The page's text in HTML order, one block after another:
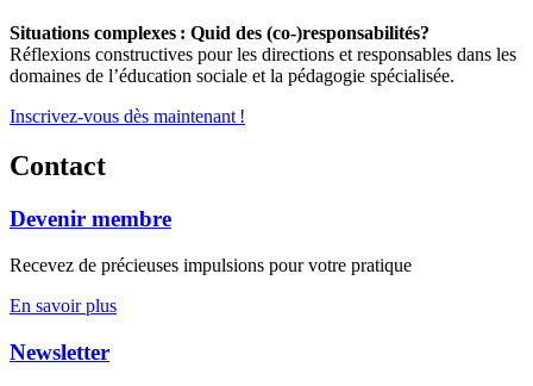
Situations complexes : Quid des (co-)responsabilités?
Réflexions constructives pour les directions et responsables dans les
domaines de l’éducation sociale et la pédagogie spécialisée.
Inscrivez-vous dès maintenant !
Contact
Devenir membre
Recevez de précieuses impulsions pour votre pratique
En savoir plus
Newsletter